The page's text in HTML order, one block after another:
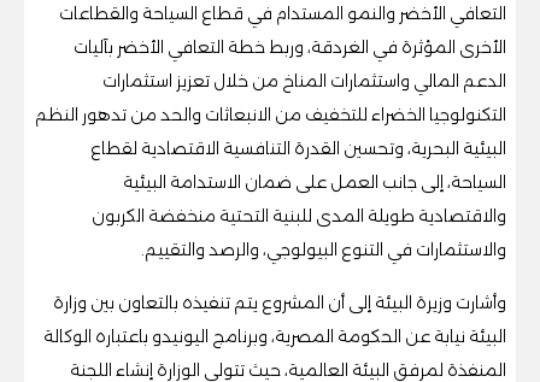
التعافي الأخضر والنمو المستدام في قطاع السياحة والقطاعات
الأخرى المؤثرة في الغردقة، وربط خطة التعافي الأخضر بآليات
الدعم المالي واستثمارات المناخ من خلال تعزيز استثمارات
التكنولوجيا الخضراء للتخفيف من الانبعاثات والحد من تدهور النظم
البيئية البحرية، وتحسين القدرة التنافسية الاقتصادية لقطاع
السياحة، إلى جانب العمل على ضمان الاستدامة البيئية
والاقتصادية طويلة المدى للبنية التحتية منخفضة الكربون
والاستثمارات في التنوع البيولوجي، والرصد والتقييم.
وأشارت وزيرة البيئة إلى أن المشروع يتم تنفيذه بالتعاون بين وزارة
البيئة نيابة عن الحكومة المصرية، وبرنامج اليونيدو باعتباره الوكالة
المنفذة لمرفق البيئة العالمية، حيث تتولى الوزارة إنشاء اللجنة